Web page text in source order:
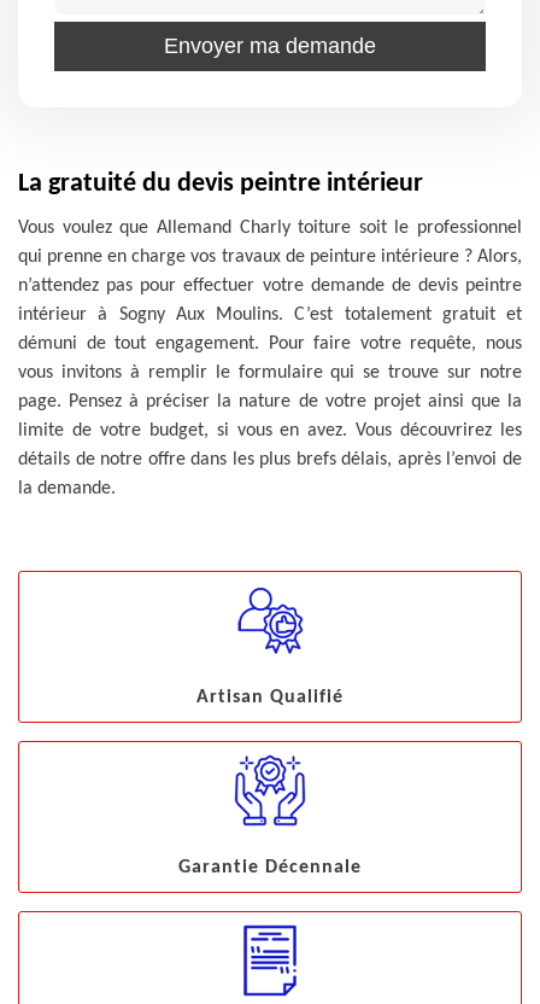
La gratuité du devis peintre intérieur
Vous voulez que Allemand Charly toiture soit le professionnel
qui prenne en charge vos travaux de peinture intérieure ? Alors,
n’attendez pas pour effectuer votre demande de devis peintre
intérieur à Sogny Aux Moulins. C’est totalement gratuit et
démuni de tout engagement. Pour faire votre requête, nous
vous invitons à remplir le formulaire qui se trouve sur notre
page. Pensez à préciser la nature de votre projet ainsi que la
limite de votre budget, si vous en avez. Vous découvrirez les
détails de notre offre dans les plus brefs délais, après l’envoi de
la demande.
Artisan Qualifié
Garantie Décennale